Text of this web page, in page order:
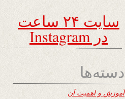
سایت ۲۴ ساعت
در Instagram
دسته‌ها
آموزش و اهمیت آن